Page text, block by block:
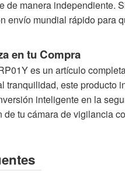
de manera independiente.
envío mundial rápido para
en tu Compra
es un artículo
tranquilidad, este producto
inteligente en la
tu cámara de vigilancia